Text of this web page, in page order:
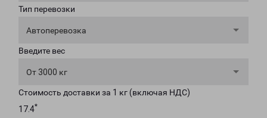
Тип перевозки
Автоперевозка
Введите вес
От 3000 кг
Стоимость доставки за 1 кг (включая НДС)
17.4*